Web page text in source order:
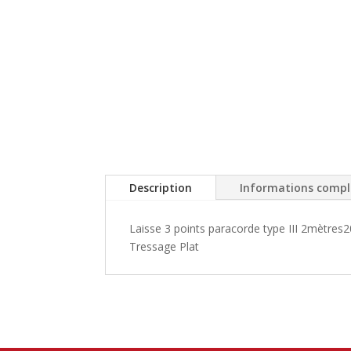
Description Informations
Laisse 3 points paracorde type III
Tressage Plat